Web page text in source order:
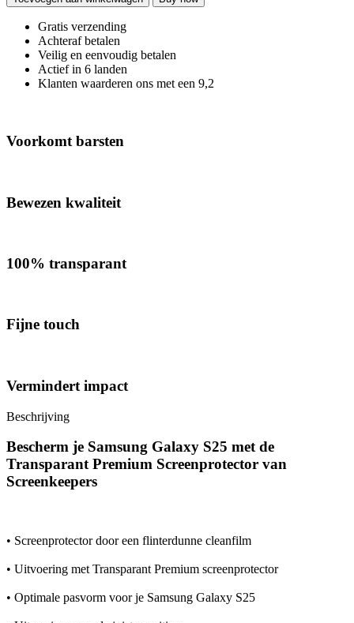
Gratis verzending
Achteraf betalen
Veilig en eenvoudig betalen
Actief in 6 landen
Klanten waarderen ons met een 9,2
Voorkomt barsten
Bewezen kwaliteit
100% transparant
Fijne touch
Vermindert impact
Beschrijving
Bescherm je Samsung Galaxy S25 met de
Transparant Premium Screenprotector van
Screenkeepers
• Screenprotector door een flinterdunne cleanfilm
• Uitvoering met Transparant Premium screenprotector
• Optimale pasvorm voor je Samsung Galaxy S25